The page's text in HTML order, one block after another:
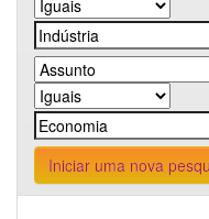
Iniciar uma nova